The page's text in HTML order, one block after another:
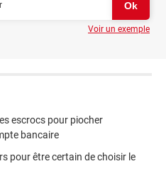
Voir un exemple
escrocs pour piocher
bancaire
pour être certain de choisir le